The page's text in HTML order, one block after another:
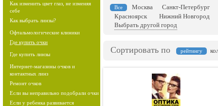
Как изменить цвет глаз, не изменяя
себе
Как выбрать линзы?
Офтальмологические клиники
Где купить очки
Где купить линзы
Интернет-магазины очков и
контактных линз
Ремонт очков
Если вы неправильно подобрали очки
Если у ребенка развивается
Все Москва
Санкт-Петербург
Красноярск
Нижний Новгород
Выбрать другой город
Сортировать по рейтингу